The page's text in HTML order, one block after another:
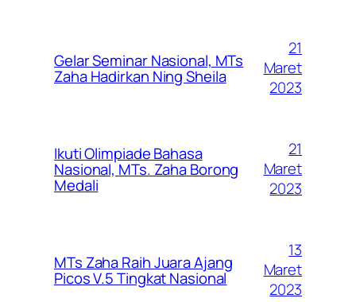
Gelar Seminar Nasional, MTs
Zaha Hadirkan Ning Sheila
21
Maret
2023
Ikuti Olimpiade Bahasa
Nasional, MTs. Zaha Borong
Medali
21
Maret
2023
MTs Zaha Raih Juara Ajang
Picos V.5 Tingkat Nasional
13
Maret
2023